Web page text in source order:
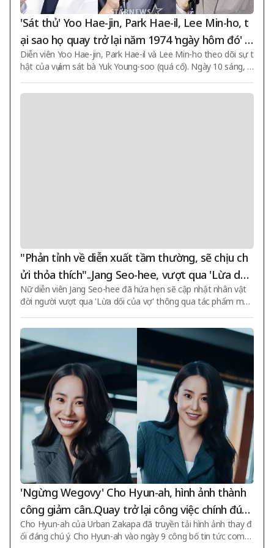
'Sát thủ' Yoo Hae-jin, Park Hae-il, Lee Min-ho, t
ại sao họ quay trở lại năm 1974 'ngày hôm đó' tr
ước Tết Trung thu [Tổng hợp]
Diễn viên Yoo Hae-jin, Park Hae-il và Lee Min-ho theo dõi sự t
hật của vụ ám sát bà Yuk Young-soo (quá cố). Ngày 10 sáng, t
buổi họp báo sản xuất phim "Assassin(s)" được tổ chức với sự
"Phản tỉnh về diễn xuất tầm thường, sẽ chịu ch
ửi thỏa thích"..Jang Seo-hee, vượt qua 'Lừa dối
của vợ' với 'Bẫy của Tham vọng' [Tổng hợp]
Nữ diễn viên Jang Seo-hee đã hứa hẹn sẽ cập nhật nhân vật
đời người vượt qua 'Lừa dối của vợ' thông qua tác phẩm mới
ới của KBS 2TV 'Bẫy của Tham vọng' đã tổ chức buổi công bố
sản xuất trực tuyến vào sáng ngày 10. Đạo diễn Lee Dae-kyu
ng, các diễn viên Jang Seo-hee, Jeon Hye-won, Seol Jung-hwa
n, Joo Sae-byuk, Yoon Hae-young, Yoo Tae-woong và những
người khác đã tham dự. 'Bẫy của Tham vọng' là một bộ phim
truyền hình về sự phục hồi vận mệnh
'Ngừng Wegovy' Cho Hyun-ah, hình ảnh thành
công giảm cân..Quay trở lại công việc chính đún
g cách [Vấn đề Sao]
Cho Hyun-ah của Urban Zakapa đã truyền tải hình ảnh thay đ
ổi đáng chú ý. Cho Hyun-ah vào ngày 9 công bố tin tức come